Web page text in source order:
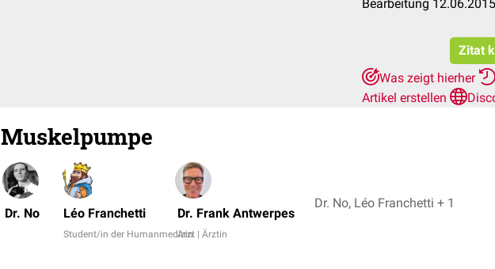
Bearbeitung 12.06.2015
Zitat
Was zeigt hierher
Artikel erstellen
Muskelpumpe
Dr. No Léo Franchetti
Student/in der Humanmedizin
Dr. Frank Antwerpes
Arzt | Ärztin
Dr. No, Léo Franchetti + 1